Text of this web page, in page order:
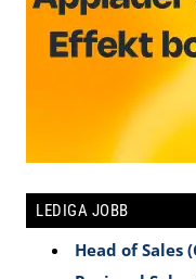
LEDIGA JOBB
Head of Sales